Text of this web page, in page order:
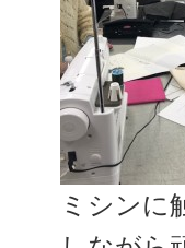
ミシンに